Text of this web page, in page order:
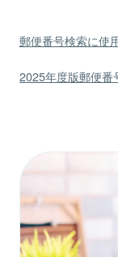
郵便番号検索に使
2025年度版郵便番